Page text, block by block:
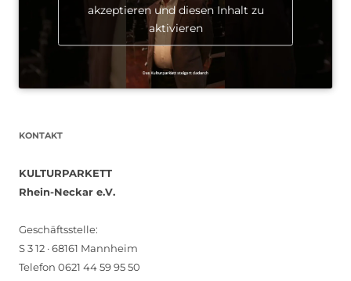
akzeptieren und diesen Inhalt zu
aktivieren
KONTAKT
KULTURPARKETT
Rhein-Neckar e.V.
Geschäftsstelle:
S 3 12 · 68161 Mannheim
Telefon 0621 44 59 95 50